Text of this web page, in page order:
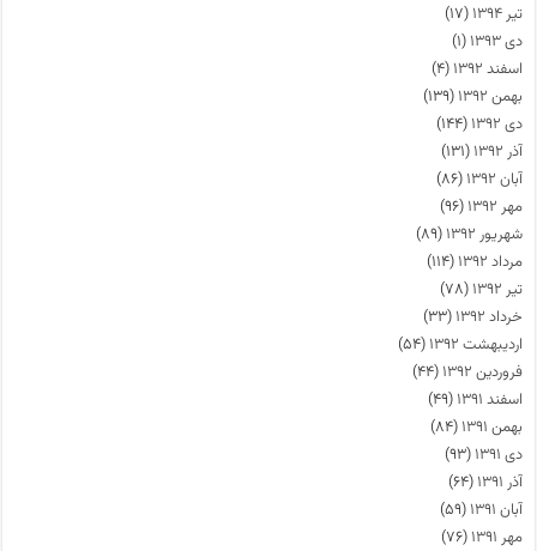
تیر ۱۳۹۴
(۱۷)
دی ۱۳۹۳
(۱)
اسفند ۱۳۹۲
(۴)
بهمن ۱۳۹۲
(۱۳۹)
دی ۱۳۹۲
(۱۴۴)
آذر ۱۳۹۲
(۱۳۱)
آبان ۱۳۹۲
(۸۶)
مهر ۱۳۹۲
(۹۶)
شهریور ۱۳۹۲
(۸۹)
مرداد ۱۳۹۲
(۱۱۴)
تیر ۱۳۹۲
(۷۸)
خرداد ۱۳۹۲
(۳۳)
اردیبهشت ۱۳۹۲
(۵۴)
فروردین ۱۳۹۲
(۴۴)
اسفند ۱۳۹۱
(۴۹)
بهمن ۱۳۹۱
(۸۴)
دی ۱۳۹۱
(۹۳)
آذر ۱۳۹۱
(۶۴)
آبان ۱۳۹۱
(۵۹)
مهر ۱۳۹۱
(۷۶)